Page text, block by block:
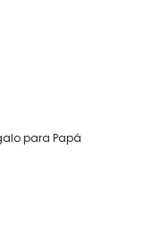
para Papá